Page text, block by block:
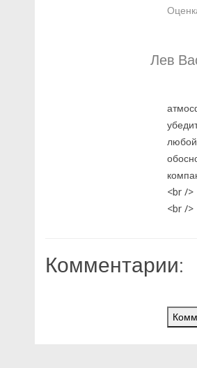
Лев
<br />
<br />
Комментарии: